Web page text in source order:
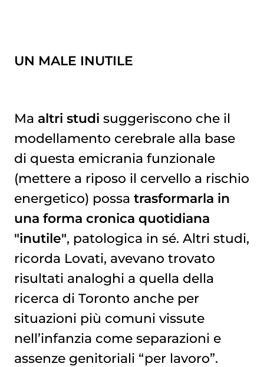
UN MALE INUTILE
Ma altri studi suggeriscono che il
modellamento cerebrale alla base
di questa emicrania funzionale
(mettere a riposo il cervello a rischio
energetico) possa trasformarla in
una forma cronica quotidiana
"inutile", patologica in sé. Altri studi,
ricorda Lovati, avevano trovato
risultati analoghi a quella della
ricerca di Toronto anche per
situazioni più comuni vissute
nell’infanzia come separazioni e
assenze genitoriali “per lavoro”.